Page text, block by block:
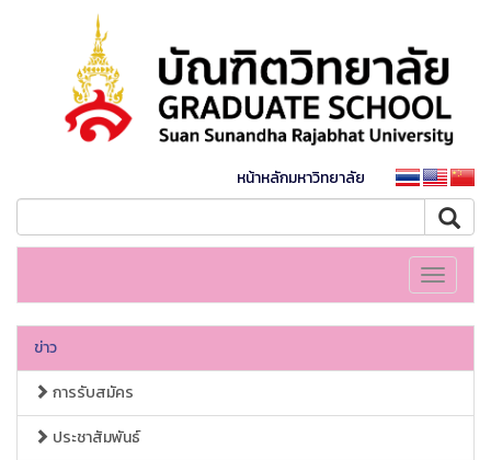
หน้าหลักมหาวิทยาลัย
Toggle
ข่าว
การรับสมัคร
ประชาสัมพันธ์